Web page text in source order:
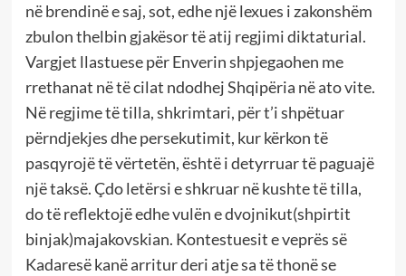
në brendinë e saj, sot, edhe një lexues i zakonshëm
zbulon thelbin gjakësor të atij regjimi diktaturial.
Vargjet llastuese për Enverin shpjegaohen me
rrethanat në të cilat ndodhej Shqipëria në ato vite.
Në regjime të tilla, shkrimtari, për t’i shpëtuar
përndjekjes dhe persekutimit, kur kërkon të
pasqyrojë të vërtetën, është i detyrruar të paguajë
një taksë. Çdo letërsi e shkruar në kushte të tilla,
do të reflektojë edhe vulën e dvojnikut(shpirtit
binjak)majakovskian. Kontestuesit e veprës së
Kadaresë kanë arritur deri atje sa të thonë se